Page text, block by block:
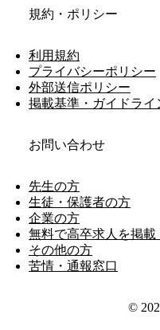
規約・ポリシー
利用規約
プライバシーポリシー
外部送信ポリシー
掲載基準・ガイドライ
お問い合わせ
先生の方
生徒・保護者の方
企業の方
無料で高卒求人を掲載
その他の方
苦情・通報窓口
©